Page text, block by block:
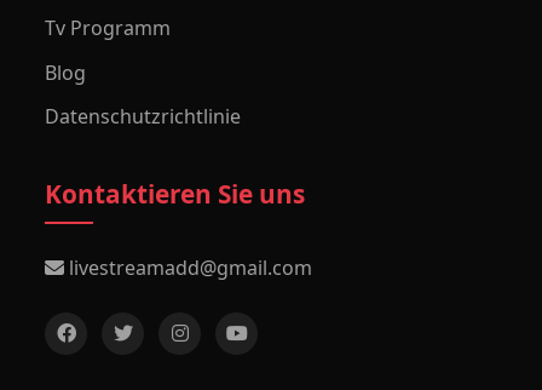
Tv Programm
Blog
Datenschutzrichtlinie
Kontaktieren Sie uns
livestreamadd@gmail.com